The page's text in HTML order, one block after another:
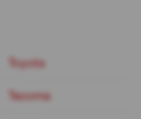
Toyota
Tacoma